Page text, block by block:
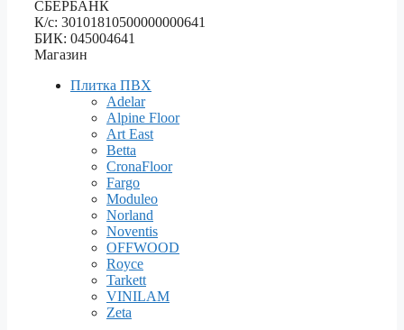
СБЕРБАНК
К/с: 30101810500000000641
БИК: 045004641
Магазин
Плитка ПВХ
Adelar
Alpine Floor
Art East
Betta
CronaFloor
Fargo
Moduleo
Norland
Noventis
OFFWOOD
Royce
Tarkett
VINILAM
Zeta